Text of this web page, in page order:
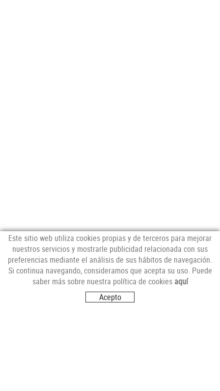
NEWSLETTER
Este sitio web utiliza cookies propias y de terceros para mejorar
nuestros servicios y mostrarle publicidad relacionada con sus
preferencias mediante el análisis de sus hábitos de navegación.
Si continua navegando, consideramos que acepta su uso. Puede
saber más sobre nuestra política de cookies aquí
Acepto